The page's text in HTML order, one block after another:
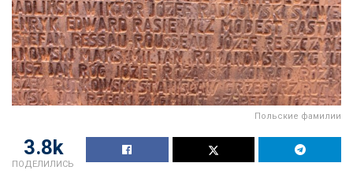
Польские фамилии
3.8k
ПОДЕЛИЛИСЬ